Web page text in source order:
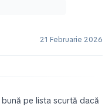
21 Februarie 2026
pe lista scurtă dacă